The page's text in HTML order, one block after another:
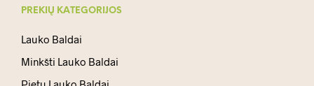
PREKIŲ KATEGORIJOS
Lauko Baldai
Minkšti Lauko Baldai